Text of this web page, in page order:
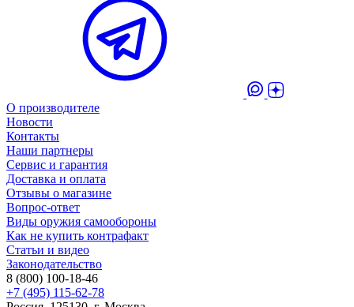
О производителе
Новости
Контакты
Наши партнеры
Сервис и гарантия
Доставка и оплата
Отзывы о магазине
Вопрос-ответ
Виды оружия самообороны
Как не купить контрафакт
Статьи и видео
Законодательство
8 (800) 100-18-46
+7 (495) 115-62-78